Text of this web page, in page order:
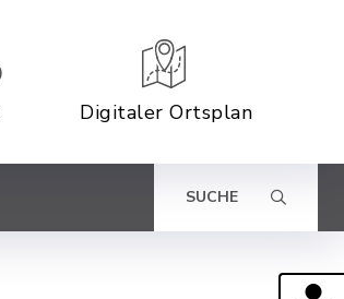
Digitaler Ortsplan
SUCHE